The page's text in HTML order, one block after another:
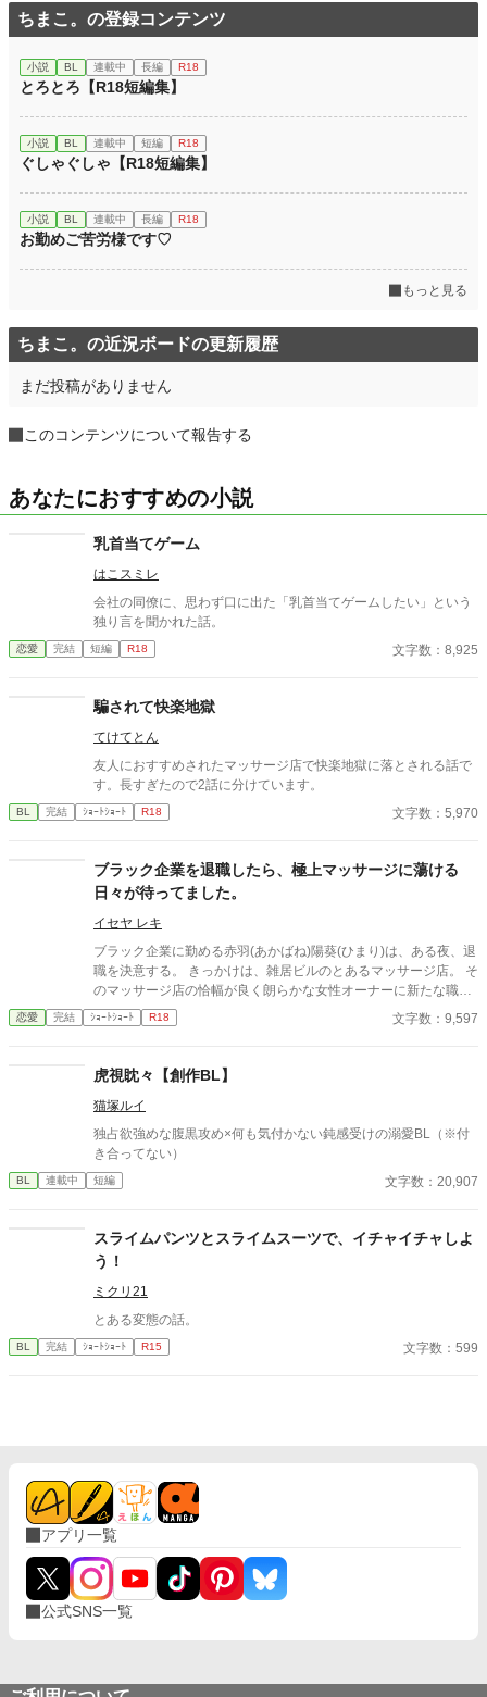
ちまこ。の登録コンテンツ
小説 BL 連載中 長編 R18
とろとろ【R18短編集】
小説 BL 連載中 短編 R18
ぐしゃぐしゃ【R18短編集】
小説 BL 連載中 長編 R18
お勤めご苦労様です♡
もっと見る
ちまこ。の近況ボードの更新履歴
まだ投稿がありません
このコンテンツについて報告する
あなたにおすすめの小説
乳首当てゲーム
はこスミレ
会社の同僚に、思わず口に出た「乳首当てゲームしたい」という
独り言を聞かれた話。
恋愛 完結 短編 R18 文字数：8,925
騙されて快楽地獄
てけてとん
友人におすすめされたマッサージ店で快楽地獄に落とされる話で
す。長すぎたので2話に分けています。
BL 完結 ｼｮｰﾄｼｮｰﾄ R18 文字数：5,970
ブラック企業を退職したら、極上マッサージに蕩ける
日々が待ってました。
イセヤ レキ
ブラック企業に勤める赤羽(あかばね)陽葵(ひまり)は、ある夜、退
職を決意する。 きっかけは、雑居ビルのとあるマッサージ店。 そ
のマッサージ店の恰幅が良く朗らかな女性オーナーに新たな職場
を紹介されるが、そこには無口で無表情な男の店長がいて……？
※ストーリー構成上、導入部だけシリアスです。 ※他サイトにも
恋愛 完結 ｼｮｰﾄｼｮｰﾄ R18 文字数：9,597
虎視眈々【創作BL】
猫塚ルイ
独占欲強めな腹黒攻め×何も気付かない鈍感受けの溺愛BL（※付
き合ってない）
BL 連載中 短編 文字数：20,907
スライムパンツとスライムスーツで、イチャイチャしよ
う！
ミクリ21
とある変態の話。
BL 完結 ｼｮｰﾄｼｮｰﾄ R15 文字数：599
アプリ一覧
公式SNS一覧